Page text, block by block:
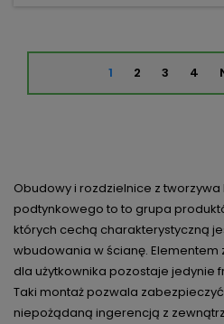
1 2 3 4
Obudowy i rozdzielnice z tworzywa
podtynkowego to to grupa
których cechą charakterystyczną
wbudowania w ścianę.
dla użytkownika pozostaje jedynie
Taki montaż pozwala
niepożądaną ingerencją z